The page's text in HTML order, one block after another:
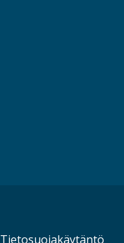
Tietosuojakäytäntö